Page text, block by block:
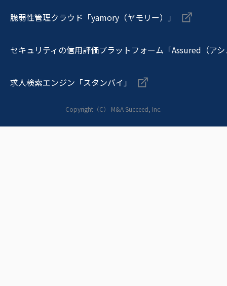
脆弱性管理クラウド「yamory（ヤモリー）」
セキュリティの信用評価プラットフォーム「Assured（ア
求人検索エンジン「スタンバイ」
Copyright（C） M&A Succeed, Inc.